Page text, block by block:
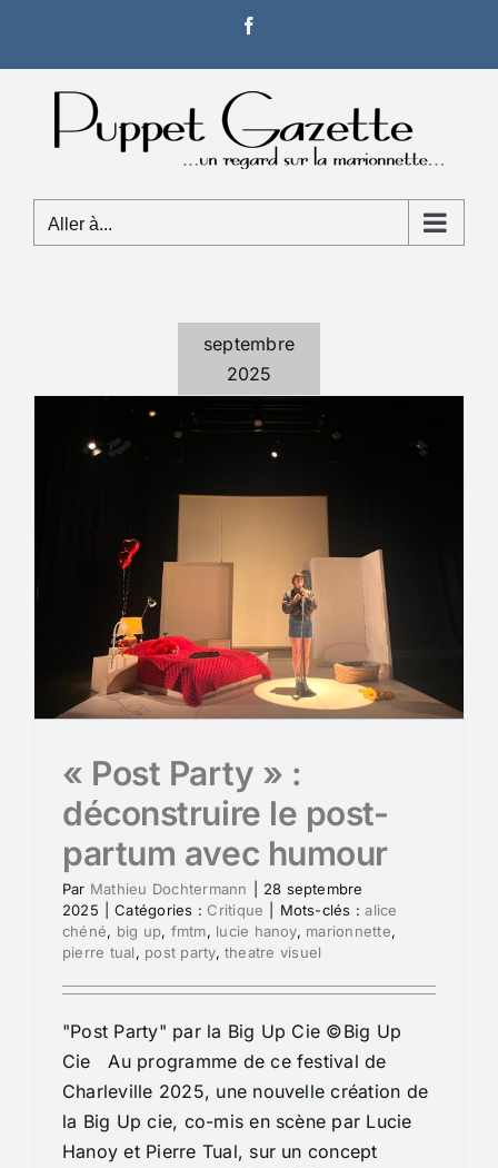
contenu
Aller à...
septembre
2025
« Post Party » :
déconstruire le post-
partum avec humour
Par Mathieu Dochtermann
28 septembre
2025
Catégories : Critique Mots-clés :alice
chéné, big up, fmtm, lucie hanoy, marionnette,
pierre tual, post party,theatre visuel
"Post Party" par la Big Up Cie ©Big Up
Cie Au programme de ce festival de
Charleville 2025, une nouvelle création de
la Big Up cie, co-mis en scène par Lucie
Hanoy et Pierre Tual, sur un concept